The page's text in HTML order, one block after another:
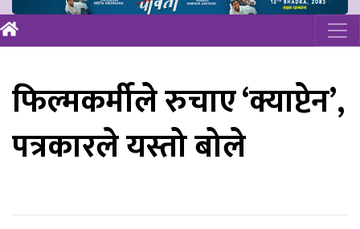
फिल्मकर्मीले रुचाए ‘क्याप्टेन’,
पत्रकारले यस्तो बोले